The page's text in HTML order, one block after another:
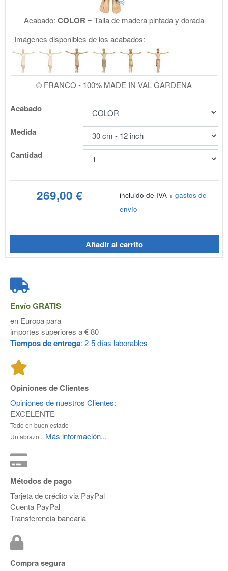
Acabado: COLOR = Talla de madera pintada y dorada
Imágenes disponibles de los acabados:
© FRANCO - 100% MADE IN VAL GARDENA
Acabado
Medida
Cantidad
269,00 € incluido de IVA + gastos de
envío
Añadir al carrito
EnvíoGRATIS
en Europa para
importes superiores a € 80
Tiempos de entrega: 2-5 días laborables
Opiniones de Clientes
Opiniones de nuestros Clientes:
EXCELENTE
Todo en buen estado
Un abrazo... Más información...
Métodos de pago
Tarjeta de crédito via PayPal
Cuenta PayPal
Transferencia bancaria
Compra segura